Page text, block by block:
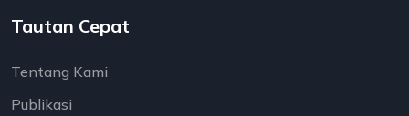
Tautan Cepat
Tentang Kami
Publikasi